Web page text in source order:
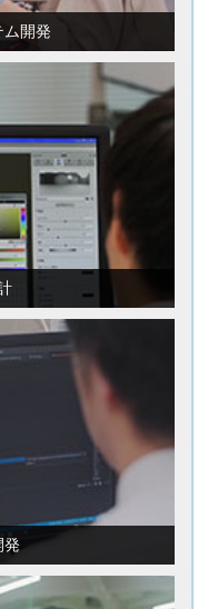
ム開発
発